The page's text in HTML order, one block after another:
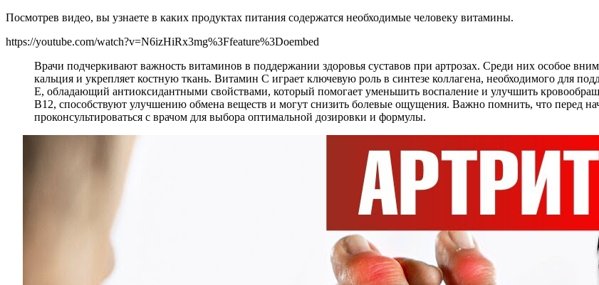
Посмотрев видео, вы узнаете в каких продуктах питания содержатся необходимые человеку витамины.
https://youtube.com/watch?v=N6izHiRx3mg%3Ffeature%3Doembed
Врачи подчеркивают важность витаминов в поддержании здоровья суставов при артрозах. Среди них особое
кальция и укрепляет костную ткань. Витамин C играет ключевую роль в синтезе коллагена, необходимого для
E, обладающий антиоксидантными свойствами, который помогает уменьшить воспаление и улучшить
B12, способствуют улучшению обмена веществ и могут снизить болевые ощущения. Важно помнить, что перед
проконсультироваться с врачом для выбора оптимальной дозировки и формулы.